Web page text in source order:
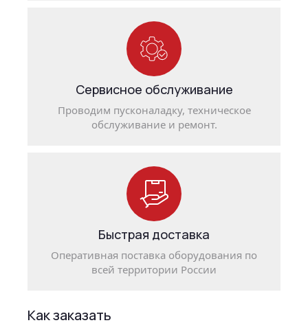
Сервисное обслуживание
Проводим пусконаладку, техническое
обслуживание и ремонт.
Быстрая доставка
Оперативная поставка оборудования по
всей территории России
Как заказать